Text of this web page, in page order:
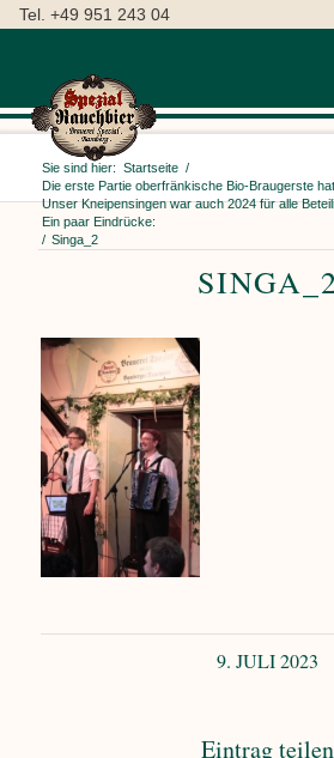
Tel. +49 951 243 04
Sie sind hier: Startseite /
Die erste Partie oberfränkische Bio-Braugerste
Unser Kneipensingen war auch 2024 für alle
Ein paar Eindrücke:
/ Singa_2
9. JULI 2023
Eintrag teilen